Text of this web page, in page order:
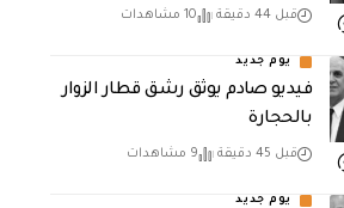
قبل 44 دقيقة 10 مشاهدات
يوم جديد
فيديو صادم يوثق رشق قطار الزوار
بالحجارة
قبل 45 دقيقة 9 مشاهدات
يوم جديد